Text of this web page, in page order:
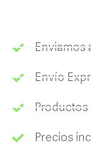
Enviamos
Envío
Precios